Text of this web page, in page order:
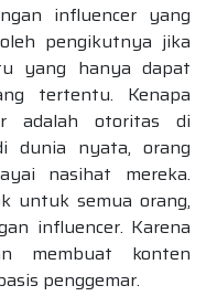
influencer yang
pengikutnya jika
yang hanya dapat
tertentu. Kenapa
adalah otoritas di
dunia nyata, orang
nasihat mereka.
untuk semua orang,
influencer. Karena
membuat konten
penggemar.